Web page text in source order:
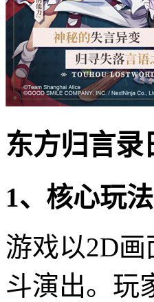
东方归言录
1、核心玩法
游戏以2D
斗演出。玩